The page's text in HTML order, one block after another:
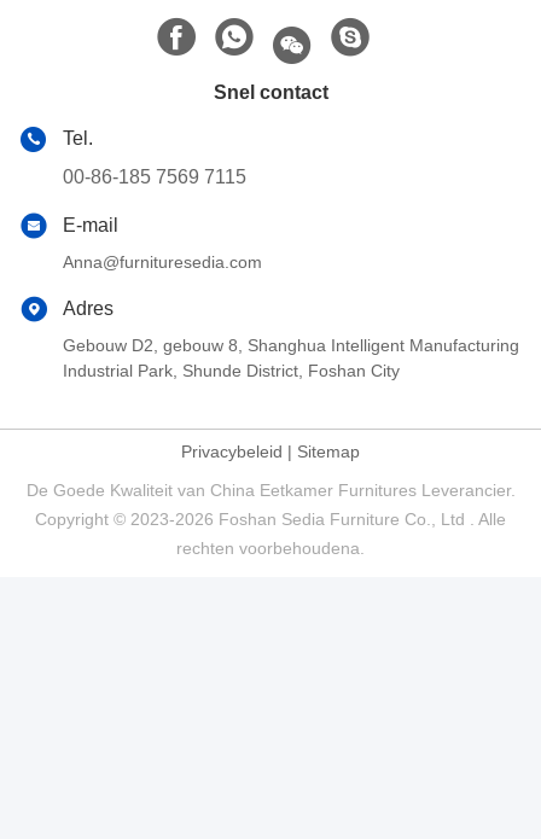
Snel contact
Tel.
00-86-185 7569 7115
E-mail
Anna@furnituresedia.com
Adres
Gebouw D2, gebouw 8, Shanghua Intelligent Manufacturing
Industrial Park, Shunde District, Foshan City
Privacybeleid | Sitemap
De Goede Kwaliteit van China Eetkamer Furnitures Leverancier.
Copyright © 2023-2026 Foshan Sedia Furniture Co., Ltd . Alle
rechten voorbehoudena.